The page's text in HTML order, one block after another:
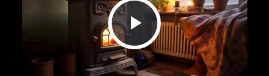
Play Video